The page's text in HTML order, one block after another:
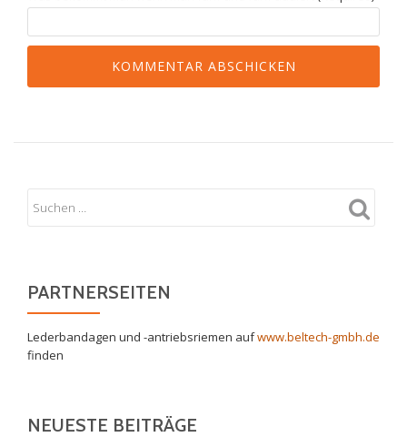
PARTNERSEITEN
Lederbandagen und -antriebsriemen aufwww.beltech-gmbh.de
finden
NEUESTE BEITRÄGE